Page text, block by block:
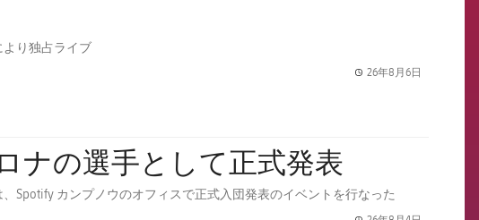
り独占ライブ
26年8月6日
ナの選手として正式発表
Spotify カンプノウのオフィスで正式入団発表のイベントを行なった